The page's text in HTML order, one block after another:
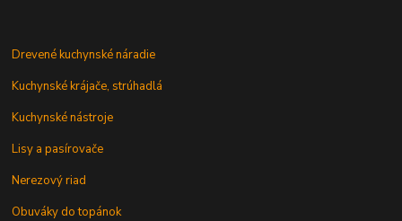
Drevené kuchynské náradie
Kuchynské krájače, strúhadlá
Kuchynské nástroje
Lisy a pasírovače
Nerezový riad
Obuváky do topánok